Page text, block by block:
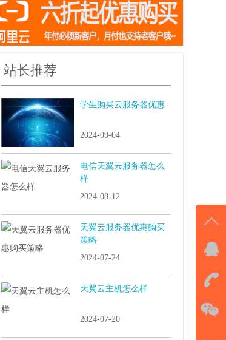
站长推荐
学生购买云服务器优惠
2024-09-04
电信天翼云服务器怎么
样
2024-08-12
天翼云服务器优惠购买
策略
2024-07-24
天翼云主机怎么样
2024-07-20
在线
我